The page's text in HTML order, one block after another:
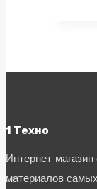
1 Техно
Интернет-
материалов